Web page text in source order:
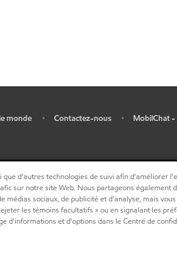
monde • Contactez-nous • MobilChat -
que d'autres technologies de suivi afin d'améliorer
sur notre site Web. Nous partageons également
médias sociaux, de publicité et d'analyse, mais
les témoins facultatifs » ou en signalant les
d'informations et d'options dans le Centre de